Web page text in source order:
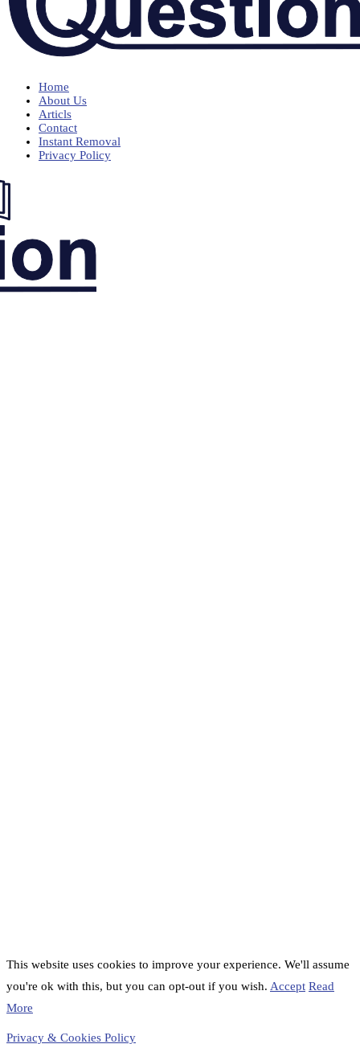
Home
About Us
Articls
Contact
Instant Removal
Privacy Policy
This website uses cookies to improve your experience. We'll assume
you're ok with this, but you can opt-out if you wish. Accept Read
More
Privacy & Cookies Policy